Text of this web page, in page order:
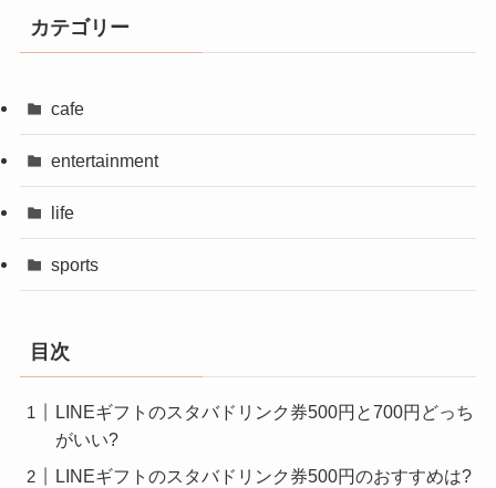
カテゴリー
cafe
entertainment
life
sports
目次
LINEギフトのスタバドリンク券500円と700円どっち
がいい?
LINEギフトのスタバドリンク券500円のおすすめは?